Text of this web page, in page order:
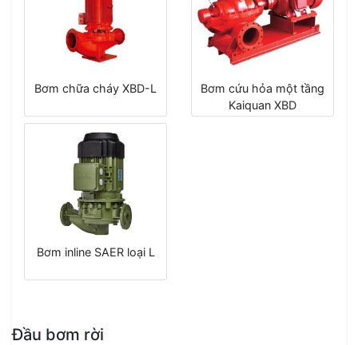
Bơm chữa cháy XBD-L
Bơm cứu hỏa một tầng
Kaiquan XBD
Bơm inline SAER loại L
Đầu bơm rời